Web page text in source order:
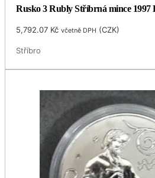
Rusko 3 Rubly Stříbrná mince
5,792.07 Kč včetně DPH (CZK)
Stříbro